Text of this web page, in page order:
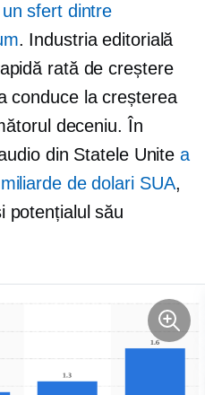
sfert dintre
. Industria editorială
rată de creștere
conduce la creșterea
deceniu. În
din Statele Unitea
de dolari SUA,
potențialul său